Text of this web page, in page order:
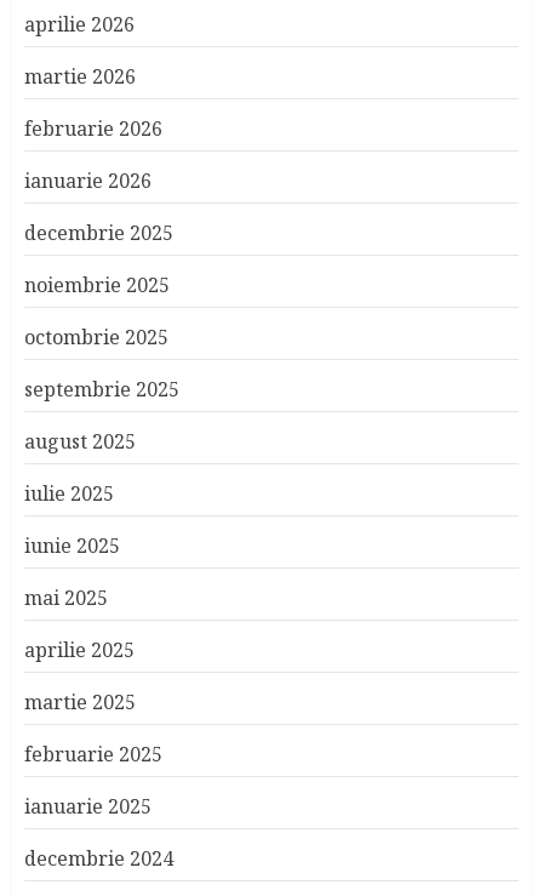
aprilie 2026
martie 2026
februarie 2026
ianuarie 2026
decembrie 2025
noiembrie 2025
octombrie 2025
septembrie 2025
august 2025
iulie 2025
iunie 2025
mai 2025
aprilie 2025
martie 2025
februarie 2025
ianuarie 2025
decembrie 2024